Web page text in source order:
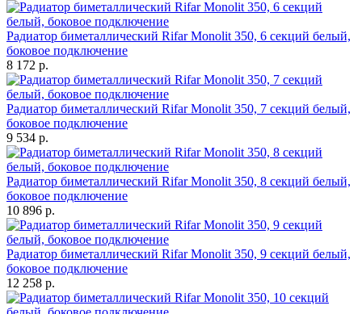
Радиатор биметаллический Rifar Monolit 350, 6 секций белый,
боковое подключение
8 172 р.
Радиатор биметаллический Rifar Monolit 350, 7 секций белый,
боковое подключение
9 534 р.
Радиатор биметаллический Rifar Monolit 350, 8 секций белый,
боковое подключение
10 896 р.
Радиатор биметаллический Rifar Monolit 350, 9 секций белый,
боковое подключение
12 258 р.